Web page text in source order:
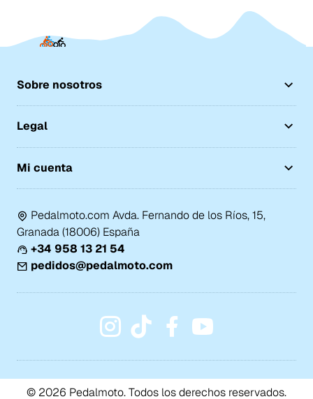
Sobre nosotros
Legal
Mi cuenta
Pedalmoto.com Avda. Fernando de los Ríos, 15,
Granada (18006) España
+34 958 13 21 54
pedidos@pedalmoto.com
© 2026 Pedalmoto. Todos los derechos reservados.